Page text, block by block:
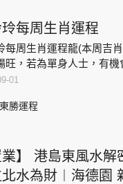
每周生肖運程
每周生肖運程龍(本周吉
旺，若為單身人士，有
有伴侶者的人緣也特別好
防伴侶誤會，醋意大生
01
東勝運程
業】 港島東風水
水為財︱海德園